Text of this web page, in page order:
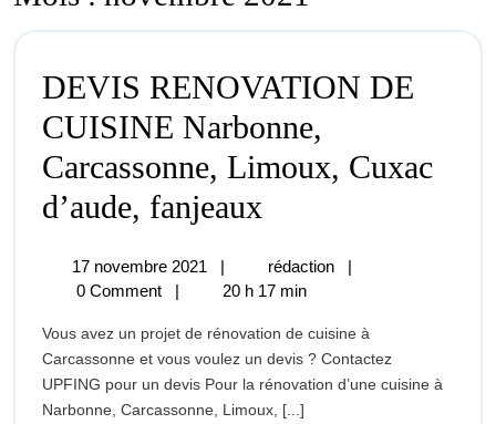
DEVIS RENOVATION DE
CUISINE Narbonne,
Carcassonne, Limoux, Cuxac
d’aude, fanjeaux
DE
CUISINE
Narbonne,
Carcassonne,
17 novembre 2021
17
novembre
| rédaction
DEVIS
CUISINE
Narbonne,
Carcassonne,
|
0 Comment
| 20 h 17 min
Vous avez un projet de rénovation de cuisine à
Carcassonne et vous voulez un devis ? Contactez
UPFING pour un devis Pour la rénovation d’une cuisine à
Narbonne, Carcassonne, Limoux, [...]